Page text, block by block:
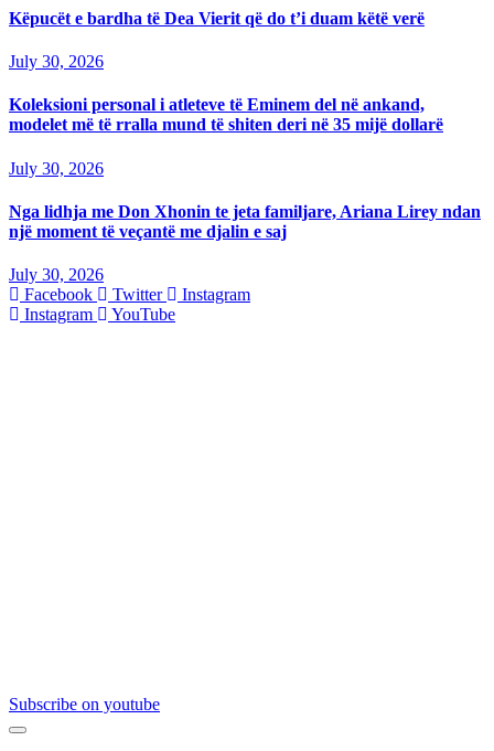
Këpucët e bardha të Dea Vierit që do t’i duam këtë verë
July 30, 2026
Koleksioni personal i atleteve të Eminem del në ankand,
modelet më të rralla mund të shiten deri në 35 mijë dollarë
July 30, 2026
Nga lidhja me Don Xhonin te jeta familjare, Ariana Lirey ndan
një moment të veçantë me djalin e saj
July 30, 2026
Facebook
Twitter
Instagram
Instagram
YouTube
Subscribe on youtube